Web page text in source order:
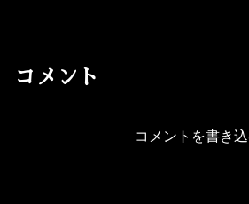
コメント
コメントを書き